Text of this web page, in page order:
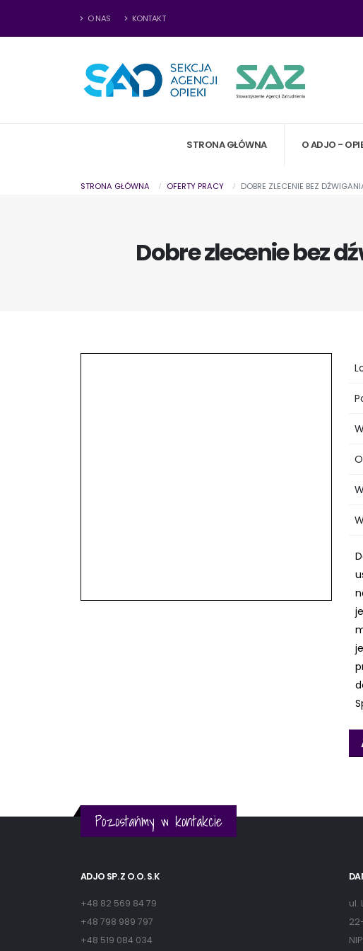
O NAS KONTAKT
STRONA GŁÓWNA O ADJO -
STRONA GŁÓWNA OFERTY PRACY DOBRE ZLECENIE BEZ
Dobre zlecenie bez
Pozostańmy w kontakcie
ADJO SP. Z O.O. S.K
+48 82 569 84 79
+48 798 989 797
+48 519 084 034
ul.